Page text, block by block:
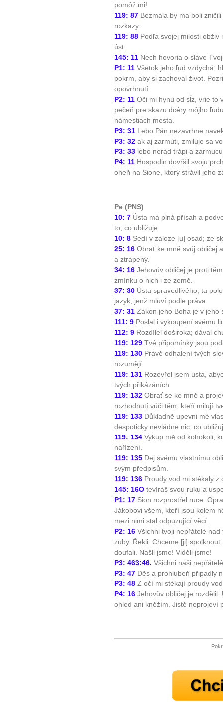
10 tipů
...
Máte pocit, že jste unaveni
Jak mít více energie
Jak vnést do života
Jak být šťastnější
pomôž mi!
119: 87 Bezmála by ma boli
rozkazy.
119: 88 Podľa svojej milosti obživ
úst.
145: 11 Nech hovoria o sláve
P1: 11 Všetok jeho ľud vzdychá,
pokrm, aby si zachoval život.
opovrhnutí.
P2: 11 Oči mi hynú od sĺz, vrie to
pečeň pre skazu dcéry môjho
námestiach mesta.
P3: 31 Lebo Pán nezavrhne
P3: 32 ak aj zarmúti, zmiluje sa
P3: 33 lebo nerád trápi a
P4: 11 Hospodin dovŕšil svoju
oheň na Sione, ktorý strávil jeho
Pe (PNS)
10: 7 Ústa má plná přísah a
to, co ubližuje.
10: 8 Sedí v záloze [u] osad; ze
25: 16 Obrať ke mně svůj obličej
a ztrápený.
34: 16 Jehovův obličej je proti
zmínku o nich i ze země.
37: 30 Ústa spravedlivého, ta
jazyk, jenž mluví podle práva.
37: 31 Zákon jeho Boha je v jeho
111: 9 Poslal i vykoupení svému
112: 9 Rozdílel doširoka; dával
119: 129 Tvé připomínky jsou
119: 130 Právě odhalení tvých
rozumějí.
119: 131 Rozevřel jsem ústa,
tvých přikázáních.
119: 132 Obrať se ke mně a
rozhodnutí vůči těm, kteří milují
119: 133 Důkladně upevni mé
despoticky nevládne nic, co
119: 134 Vykup mě od kohokoli,
nařízení.
119: 135 Dej svému vlastnímu
svým předpisům.
119: 136 Proudy vod mi stékaly z
145: 16O tevíráš svou ruku a
P1: 17 Sion rozprostřel ruce.
Jákobovi všem, kteří jsou kolem
mezi nimi stal odpuzující věcí.
P2: 16 Všichni tvoji nepřátelé
zuby. Řekli: Chceme [ji]
doufali. Našli jsme! Viděli jsme!
P3: 463:46. Všichni naši
P3: 47 Děs a prohlubeň připadly
P3: 48 Z očí mi stékají proudy
P4: 16 Jehovův obličej je
ohled ani kněžím. Jistě neprojeví